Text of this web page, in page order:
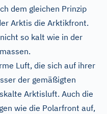
dem gleichen Prinzip
Arktis die Arktikfront.
so kalt wie in der
Luft, die sich auf ihrer
der gemäßigten
Arktisluft. Auch die
wie die Polarfront auf,